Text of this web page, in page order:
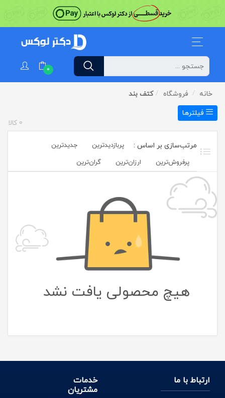
0
خانه فروشگاه
کتف بند
فیلترها
0 کالا
پربازدیدترین
جدیدترین
پرفروش‌ترین‌
ارزان‌ترین گران‌ترین
هیچ محصولی یافت نشد
ارتباط با ما
خدمات
مشتریان